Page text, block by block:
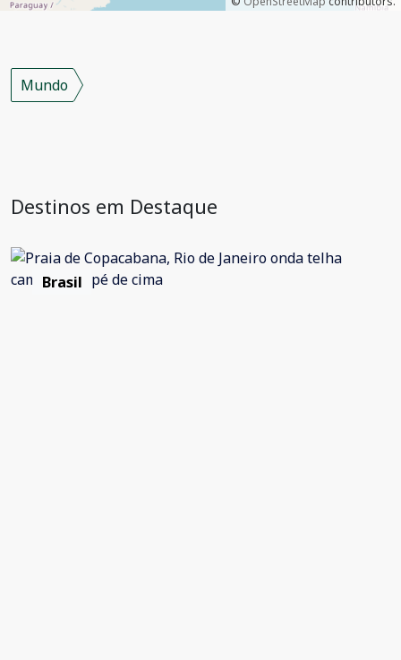
Mundo
Destinos em Destaque
Brasil